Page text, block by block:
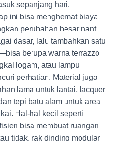
sepanjang hari.
ini bisa menghemat biaya
perubahan besar nanti.
dasar, lalu tambahkan satu
berupa warna terrazzo
logam, atau lampu
perhatian. Material juga
lama untuk lantai, lacquer
tepi batu alam untuk area
Hal-hal kecil seperti
bisa membuat ruangan
tidak, rak dinding modular